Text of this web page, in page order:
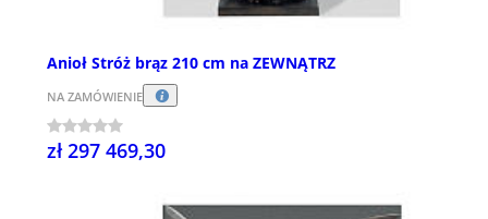
Anioł Stróż brąz 210 cm na ZEWNĄTRZ
NA ZAMÓWIENIE
zł 297 469,30